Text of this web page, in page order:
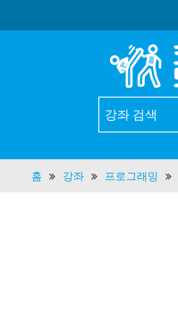
홈 강좌 프로그래밍